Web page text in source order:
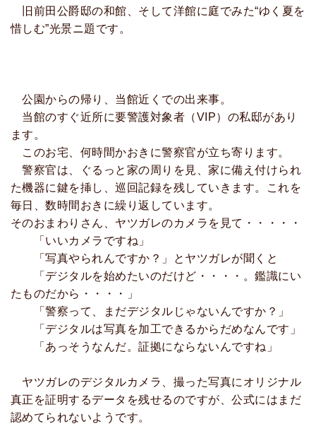
旧前田公爵邸の和館、そして洋館に庭でみた“ゆく夏を
惜しむ”光景ニ題です。
公園からの帰り、当館近くでの出来事。
当館のすぐ近所に要警護対象者（VIP）の私邸があり
ます。
このお宅、何時間かおきに警察官が立ち寄ります。
警察官は、ぐるっと家の周りを見、家に備え付けられ
た機器に鍵を挿し、巡回記録を残していきます。これを
毎日、数時間おきに繰り返しています。
そのおまわりさん、ヤツガレのカメラを見て・・・・・
「いいカメラですね」
「写真やられんですか？」とヤツガレが聞くと
「デジタルを始めたいのだけど・・・・。鑑識にい
たものだから・・・・」
「警察って、まだデジタルじゃないんですか？」
「デジタルは写真を加工できるからだめなんです」
「あっそうなんだ。証拠にならないんですね」
ヤツガレのデジタルカメラ、撮った写真にオリジナル
真正を証明するデータを残せるのですが、公式にはまだ
認めてられないようです。